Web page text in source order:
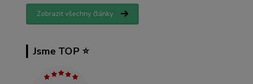
Zobrazit všechny články
Jsme TOP ⭐️